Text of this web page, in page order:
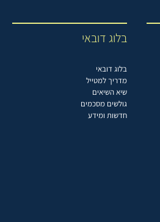
בלוג דובאי
בלוג דובאי
מדריך למטייל
שיא השיאים
גולשים מסכמים
חדשות ומידע